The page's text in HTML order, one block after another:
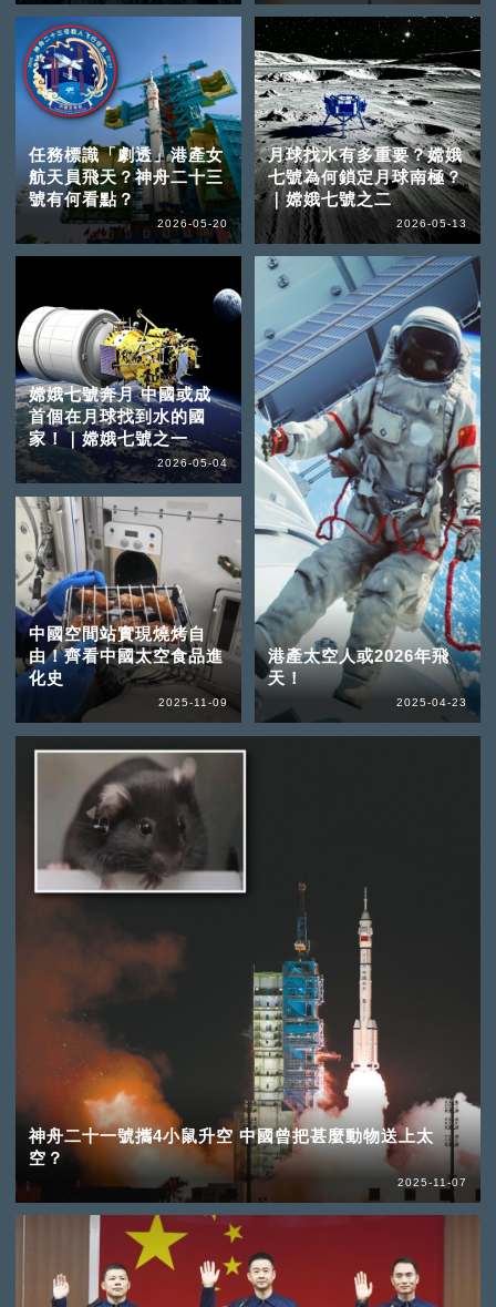
任務標識「劇透」港產女
航天員飛天？神舟二十三
號有何看點？
2026-05-20
月球找水有多重要？嫦娥
七號為何鎖定月球南極？
｜嫦娥七號之二
2026-05-13
嫦娥七號奔月 中國或成
首個在月球找到水的國
家！｜嫦娥七號之一
2026-05-04
中國空間站實現燒烤自
由！齊看中國太空食品進
化史
2025-11-09
神舟二十一號攜4小鼠升空 中國曾把甚麼動物送上太
空？
2025-11-07
港產太空人或2026年飛
天！
2025-04-23